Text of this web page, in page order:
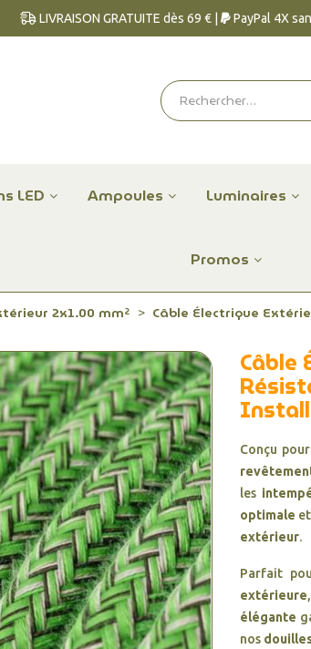
LIVRAISON GRATUITE dès 69 € | PayPal 4X
LED Ampoules Luminaires
Promos
2x1.00 mm²
Câble Électrique
Câble
Conçu
les
optimale
extérieur.
Parfait
extérieure
élégante
nos